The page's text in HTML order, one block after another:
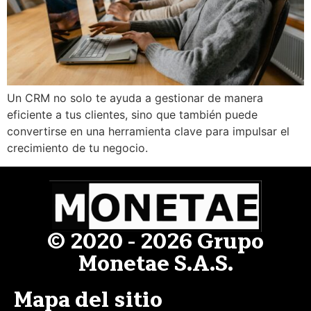
Un CRM no solo te ayuda a gestionar de manera
eficiente a tus clientes, sino que también puede
convertirse en una herramienta clave para impulsar el
crecimiento de tu negocio.
© 2020 - 2026 Grupo
Monetae S.A.S.
Mapa del sitio